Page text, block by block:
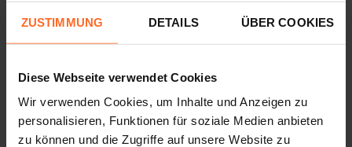
ZUSTIMMUNG DETAILS ÜBER COOKIES
Diese Webseite verwendet Cookies
Wir verwenden Cookies, um Inhalte und Anzeigen zu
personalisieren, Funktionen für soziale Medien anbieten
zu können und die Zugriffe auf unsere Website zu